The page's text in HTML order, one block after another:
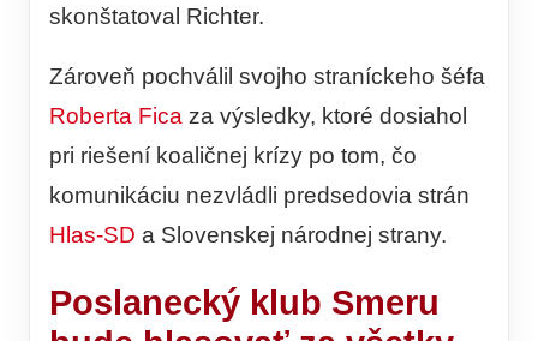
skonštatoval Richter.
Zároveň pochválil svojho straníckeho šéfa
Roberta Fica za výsledky, ktoré dosiahol
pri riešení koaličnej krízy po tom, čo
komunikáciu nezvládli predsedovia strán
Hlas-SD a Slovenskej národnej strany.
Poslanecký klub Smeru